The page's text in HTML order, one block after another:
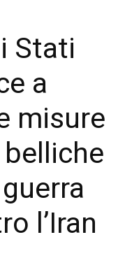
Stati
a
misure
l’Iran